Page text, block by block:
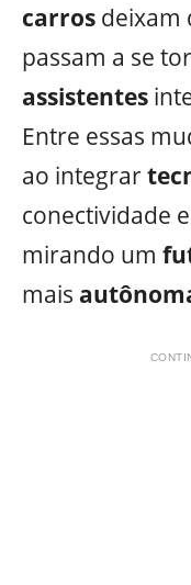
carros deixam
passam a se
assistentes
Entre essas
ao integrar
conectividade
mirando um
mais